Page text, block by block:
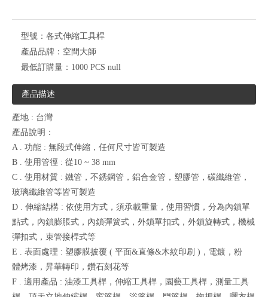
型號： 各式伸縮工具桿
產品品牌： 空間大師
最低訂購量： 1000 PCS null
產品描述
產地 : 台灣
產品說明：
A . 功能 : 無段式伸縮，任何尺寸皆可製造
B . 使用管徑 : 從10 ~ 38 mm
C . 使用材質 : 鐵管，不銹鋼管，鋁合金管，塑膠管，碳纖維管，
玻璃纖維管等皆可製造
D . 伸縮結構 : 依使用方式，須承載重量，使用習慣，分為內鎖單
點式，內鎖膨脹式，內鎖彈簧式，外鎖單扣式，外鎖旋轉式，機械
彈扣式，束管接桿式等
E . 表面處理 : 塑膠膜披覆 ( 平面&直條&木紋印刷 )，電鍍，粉
體烤漆，昇華轉印，鑽石刻花等
F . 適用產品 : 油漆工具桿，伸縮工具桿，園藝工具桿，測量工具